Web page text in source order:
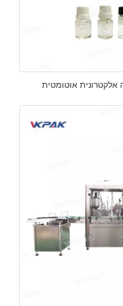
אלקטרונית אוטומטית